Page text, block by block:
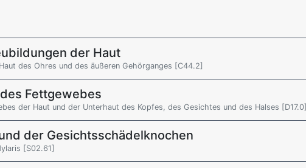
der Haut
des Ohres und des äußeren Gehörganges [C44.2]
Fettgewebes
der Haut und der Unterhaut des Kopfes, des Gesichtes und des Halses [D17.0]
der Gesichtsschädelknochen
[S02.61]